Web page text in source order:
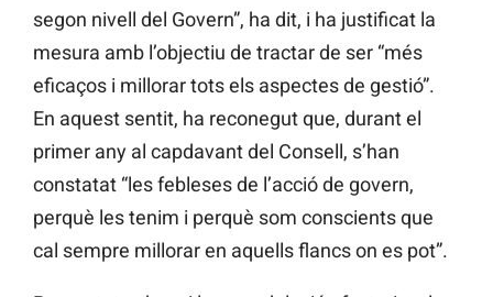
segon nivell del Govern”, ha dit, i ha justificat la
mesura amb l’objectiu de tractar de ser “més
eficaços i millorar tots els aspectes de gestió”.
En aquest sentit, ha reconegut que, durant el
primer any al capdavant del Consell, s’han
constatat “les febleses de l’acció de govern,
perquè les tenim i perquè som conscients que
cal sempre millorar en aquells flancs on es pot”.